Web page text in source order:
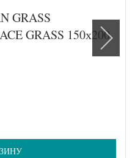
GRASS
GRASS 150х200